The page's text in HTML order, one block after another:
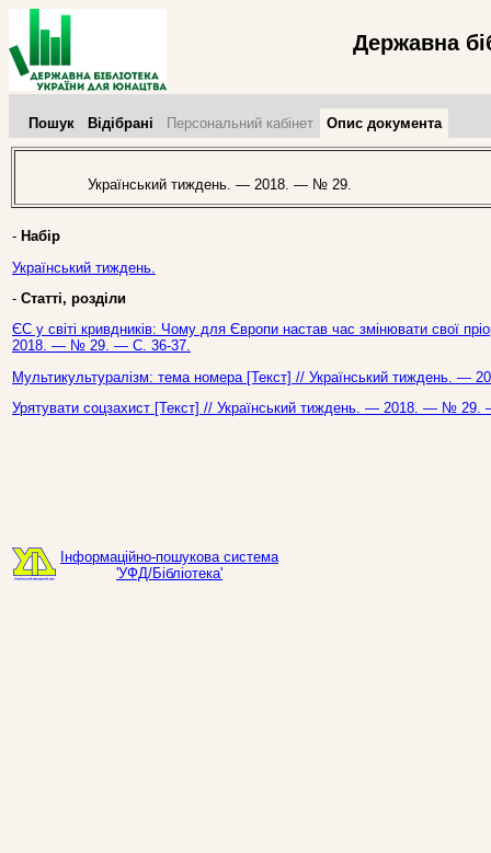
Державна
Пошук Відібрані Персональний кабінет Опис документа
Український тиждень. — 2018. — № 29.
- Набір
Український тиждень.
- Статті, розділи
ЄС у світі кривдників: Чому для Європи настав час змінювати свої
2018. — № 29. — С. 36-37.
Мультикультуралізм: тема номера [Текст] // Український тиждень.
Урятувати соцзахист [Текст] // Український тиждень. — 2018. — №
Інформаційно-пошукова система
'УФД/Бібліотека'